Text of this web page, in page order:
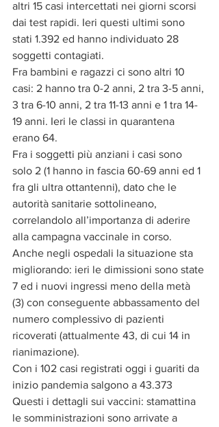
altri 15 casi intercettati nei giorni scorsi
dai test rapidi. Ieri questi ultimi sono
stati 1.392 ed hanno individuato 28
soggetti contagiati.
Fra bambini e ragazzi ci sono altri 10
casi: 2 hanno tra 0-2 anni, 2 tra 3-5 anni,
3 tra 6-10 anni, 2 tra 11-13 anni e 1 tra 14-
19 anni. Ieri le classi in quarantena
erano 64.
Fra i soggetti più anziani i casi sono
solo 2 (1 hanno in fascia 60-69 anni ed 1
fra gli ultra ottantenni), dato che le
autorità sanitarie sottolineano,
correlandolo all’importanza di aderire
alla campagna vaccinale in corso.
Anche negli ospedali la situazione sta
migliorando: ieri le dimissioni sono state
7 ed i nuovi ingressi meno della metà
(3) con conseguente abbassamento del
numero complessivo di pazienti
ricoverati (attualmente 43, di cui 14 in
rianimazione).
Con i 102 casi registrati oggi i guariti da
inizio pandemia salgono a 43.373
Questi i dettagli sui vaccini: stamattina
le somministrazioni sono arrivate a